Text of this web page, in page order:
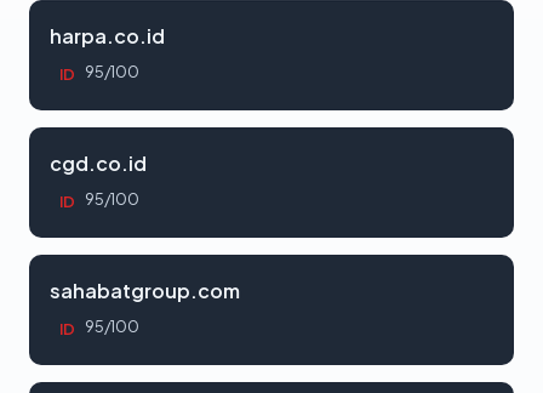
harpa.co.id
ID 95/100
cgd.co.id
ID 95/100
sahabatgroup.com
ID 95/100